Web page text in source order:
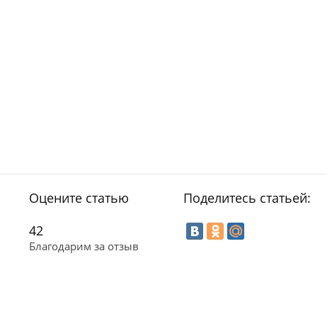
Оцените статью
42
Благодарим за отзыв
Поделитесь статьей: